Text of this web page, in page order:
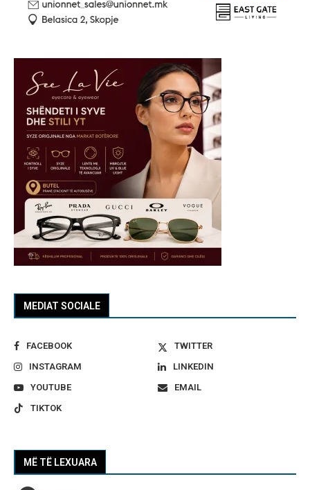
MEDIAT SOCIALE
FACEBOOK
TWITTER
INSTAGRAM
LINKEDIN
YOUTUBE
EMAIL
TIKTOK
MË TË LEXUARA